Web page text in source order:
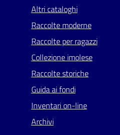
Altri cataloghi
Raccolte moderne
Raccolte per ragazzi
Collezione imolese
Raccolte storiche
Guida ai fondi
Inventari on-line
Archivi